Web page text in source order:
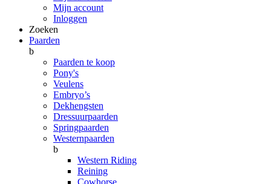
Mijn account
Inloggen
Zoeken
Paarden
b
Paarden te koop
Pony's
Veulens
Embryo’s
Dekhengsten
Dressuurpaarden
Springpaarden
Westernpaarden
b
Western Riding
Reining
Cowhorse